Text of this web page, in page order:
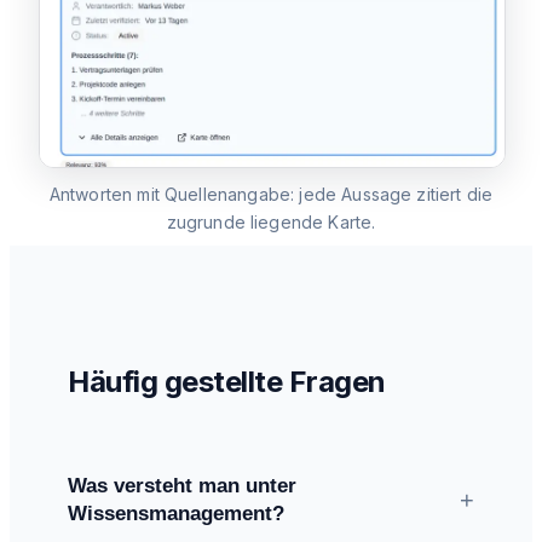
Antworten mit Quellenangabe: jede Aussage zitiert die
zugrunde liegende Karte.
Häufig gestellte Fragen
Was versteht man unter
Wissensmanagement?
+